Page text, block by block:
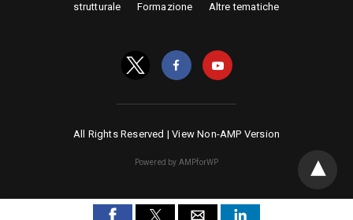
strutturale
Formazione Altre tematiche
All Rights Reserved |View Non-AMP Version
Powered by AMPforWP